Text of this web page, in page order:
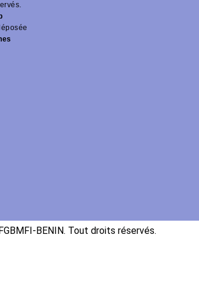
BENIN. Tout droits réservés.